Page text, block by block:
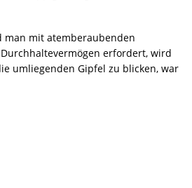
man mit atemberaubenden
erfordert, wird
umliegenden Gipfel zu blicken, war